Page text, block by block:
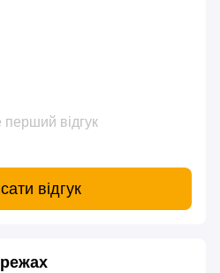
перший відгук
відгук